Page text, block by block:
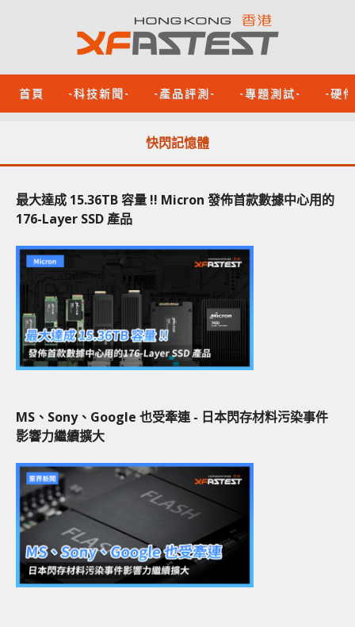
首頁 -科技新聞- -產品評測- -專題測試- -硬
快閃記憶體
最大達成 15.36TB 容量 !! Micron 發佈首款數據中心用的
176-Layer SSD 產品
MS、Sony、Google 也受牽連 - 日本閃存材料污染事件
影響力繼續擴大